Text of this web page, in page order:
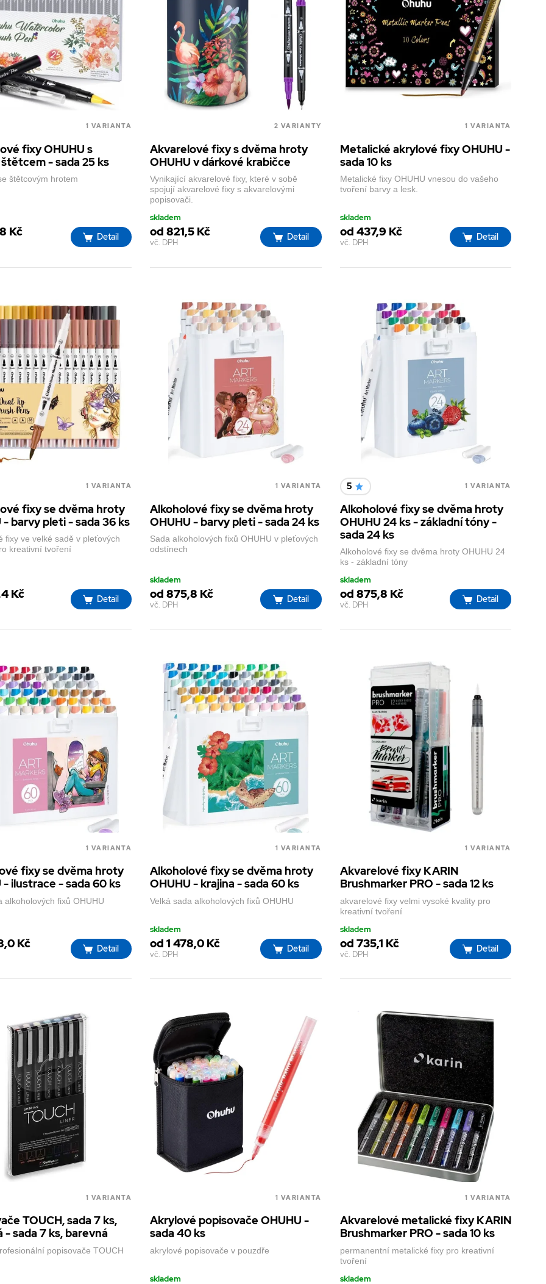
1 VARIANTA
fixy OHUHU s
- sada 25 ks
štětcovým hrotem
Kč Detail
2 VARIANTY
Akvarelové fixy s dvěma hroty
OHUHU v dárkové krabičce
Vynikající akvarelové fixy, které v sobě
spojují akvarelové fixy s akvarelovými
popisovači.
skladem
od 821,5 Kč
vč. DPH Detail
1 VARIANTA
Metalické akrylové fixy OHUHU -
sada 10 ks
Metalické fixy OHUHU vnesou do vašeho
tvoření barvy a lesk.
skladem
od 437,9 Kč
vč. DPH Detail
1 VARIANTA
fixy se dvěma hroty
- barvy pleti - sada 36 ks
fixy ve velké sadě v pleťových
kreativní tvoření
Kč Detail
1 VARIANTA
Alkoholové fixy se dvěma hroty
OHUHU - barvy pleti - sada 24 ks
Sada alkoholových fixů OHUHU v pleťových
odstínech
skladem
od 875,8 Kč
vč. DPH Detail
5 1 VARIANTA
Alkoholové fixy se dvěma hroty
OHUHU 24 ks - základní tóny -
sada 24 ks
Alkoholové fixy se dvěma hroty OHUHU 24
ks - základní tóny
skladem
od 875,8 Kč
vč. DPH Detail
1 VARIANTA
fixy se dvěma hroty
- ilustrace - sada 60 ks
alkoholových fixů OHUHU
Kč Detail
1 VARIANTA
Alkoholové fixy se dvěma hroty
OHUHU - krajina - sada 60 ks
Velká sada alkoholových fixů OHUHU
skladem
od 1 478,0 Kč
vč. DPH Detail
1 VARIANTA
Akvarelové fixy KARIN
Brushmarker PRO - sada 12 ks
akvarelové fixy velmi vysoké kvality pro
kreativní tvoření
skladem
od 735,1 Kč
vč. DPH Detail
1 VARIANTA
TOUCH, sada 7 ks,
- sada 7 ks, barevná
popisovače TOUCH
1 VARIANTA
Akrylové popisovače OHUHU -
sada 40 ks
akrylové popisovače v pouzdře
skladem
1 VARIANTA
Akvarelové metalické fixy KARIN
Brushmarker PRO - sada 10 ks
permanentní metalické fixy pro kreativní
tvoření
skladem